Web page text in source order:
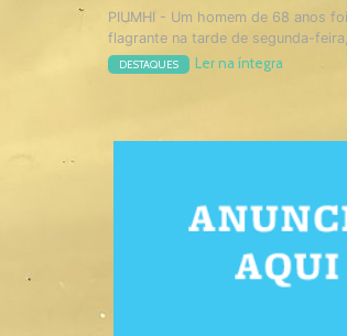
PIUMHI - Um homem de 68 anos
flagrante na tarde de segunda-
DESTAQUES Ler na íntegra